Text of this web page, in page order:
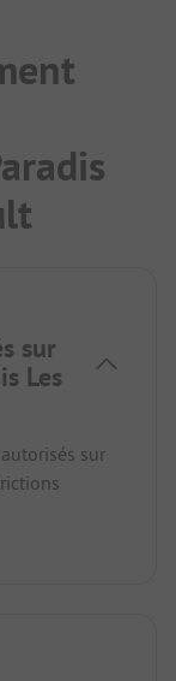
sur
Les
sur